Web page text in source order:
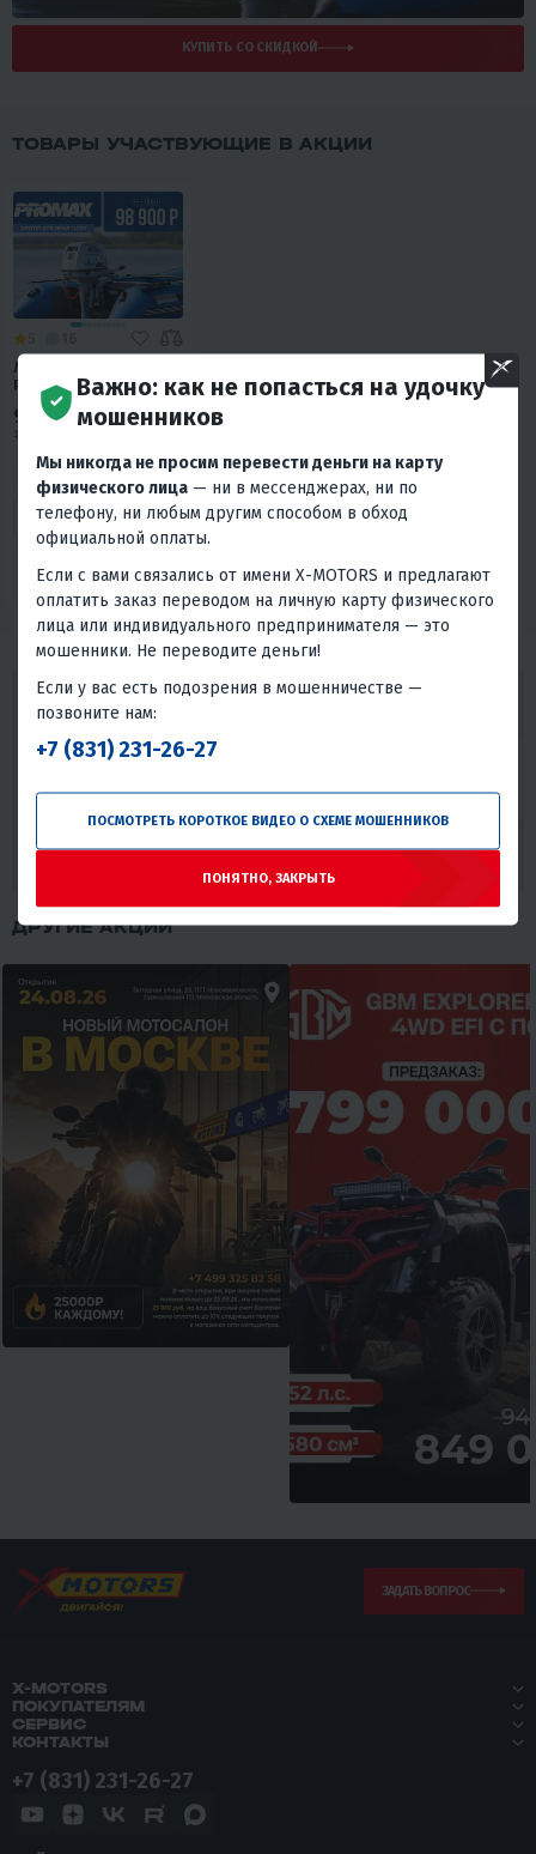
КУПИТЬ СО СКИДКОЙ
ТОВАРЫ УЧАСТВУЮЩИЕ В АКЦИИ
ЛОДОЧНЫЙ МОТОР
PROMAX SP9.9FHS
LIGHT
98 900 ₽
139 900 ₽
4 260 ₽
В 1 КЛИК
ГАРАНТИРУЕМ ЛУЧШИЕ ЦЕНЫ! ВЕРНЕМ 110%
ПОКУПКИ!
хотим убедиться, что вы получаете лучшее предложение. Ваше
удовлетворение и доверие - наша главная цель.
ХОЧУ СКИДКУ
ДРУГИЕ АКЦИИ
ЗАДАТЬ ВОПРОС
X-MOTORS
ПОКУПАТЕЛЯМ
СЕРВИС
КОНТАКТЫ
+7 (831) 231-26-27
Важно: как не попасться на удочку
мошенников
Мы никогда не просим перевести деньги на карту
физического лица — ни в мессенджерах, ни по
телефону, ни любым другим способом в обход
официальной оплаты.
Если с вами связались от имени X-MOTORS и предлагают
оплатить заказ переводом на личную карту физического
лица или индивидуального предпринимателя — это
мошенники. Не переводите деньги!
Если у вас есть подозрения в мошенничестве —
позвоните нам:
+7 (831) 231-26-27
ПОСМОТРЕТЬ КОРОТКОЕ ВИДЕО О СХЕМЕ МОШЕННИКОВ
ПОНЯТНО, ЗАКРЫТЬ